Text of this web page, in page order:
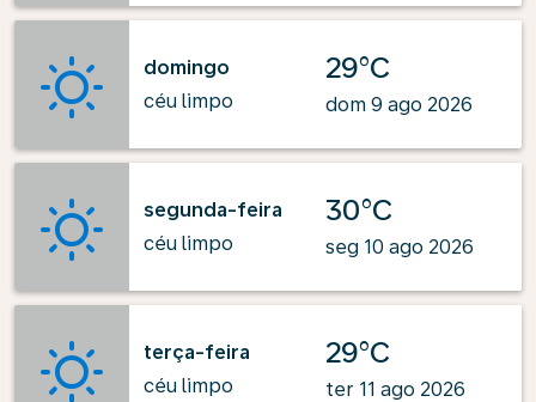
domingo
céu limpo
29°C
dom 9 ago 2026
segunda-feira
céu limpo
30°C
seg 10 ago 2026
terça-feira
céu limpo
29°C
ter 11 ago 2026